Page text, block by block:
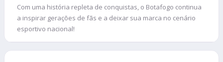
Com uma história repleta de conquistas, o Botafogo continua
a inspirar gerações de fãs e a deixar sua marca no cenário
esportivo nacional!